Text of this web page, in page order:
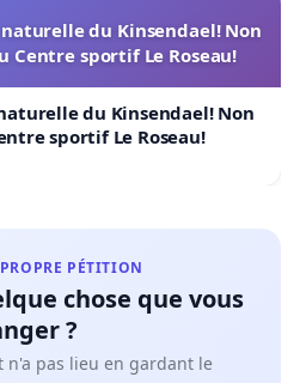
du Kinsendael! Non
Centre sportif Le Roseau!
du Kinsendael! Non
sportif Le Roseau!
PÉTITION
chose que vous
?
n'a pas lieu en gardant le